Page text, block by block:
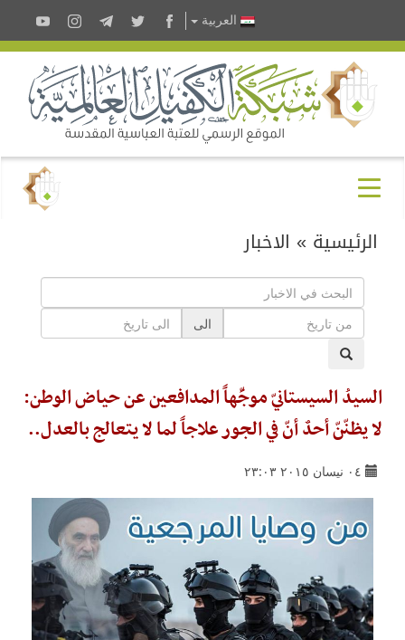
العربية
الرئيسية » الاخبار
الى
السيدُ السيستانيّ موجِّهاً المدافعين عن حياض الوطن:
لا يظنّنّ أحدٌ أنّ في الجور علاجاً لما لا يتعالج بالعدل..
٠٤ نيسان ٢٠١٥ ٢٣:٠٣